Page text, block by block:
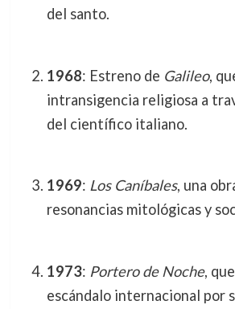
del santo.
1968: Estreno de Galileo,
intransigencia religiosa a
del científico italiano.
1969: Los Caníbales, una
resonancias mitológicas y
1973: Portero de Noche,
escándalo internacional por